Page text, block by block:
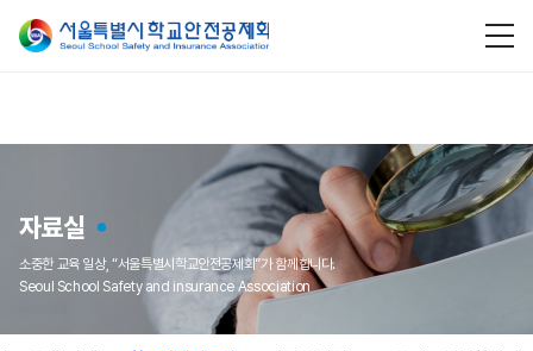
자료실
소중한 교육 일상, “서울특별시학교안전공제회”가 함께합니다.
Seoul School Safety and insurance Association